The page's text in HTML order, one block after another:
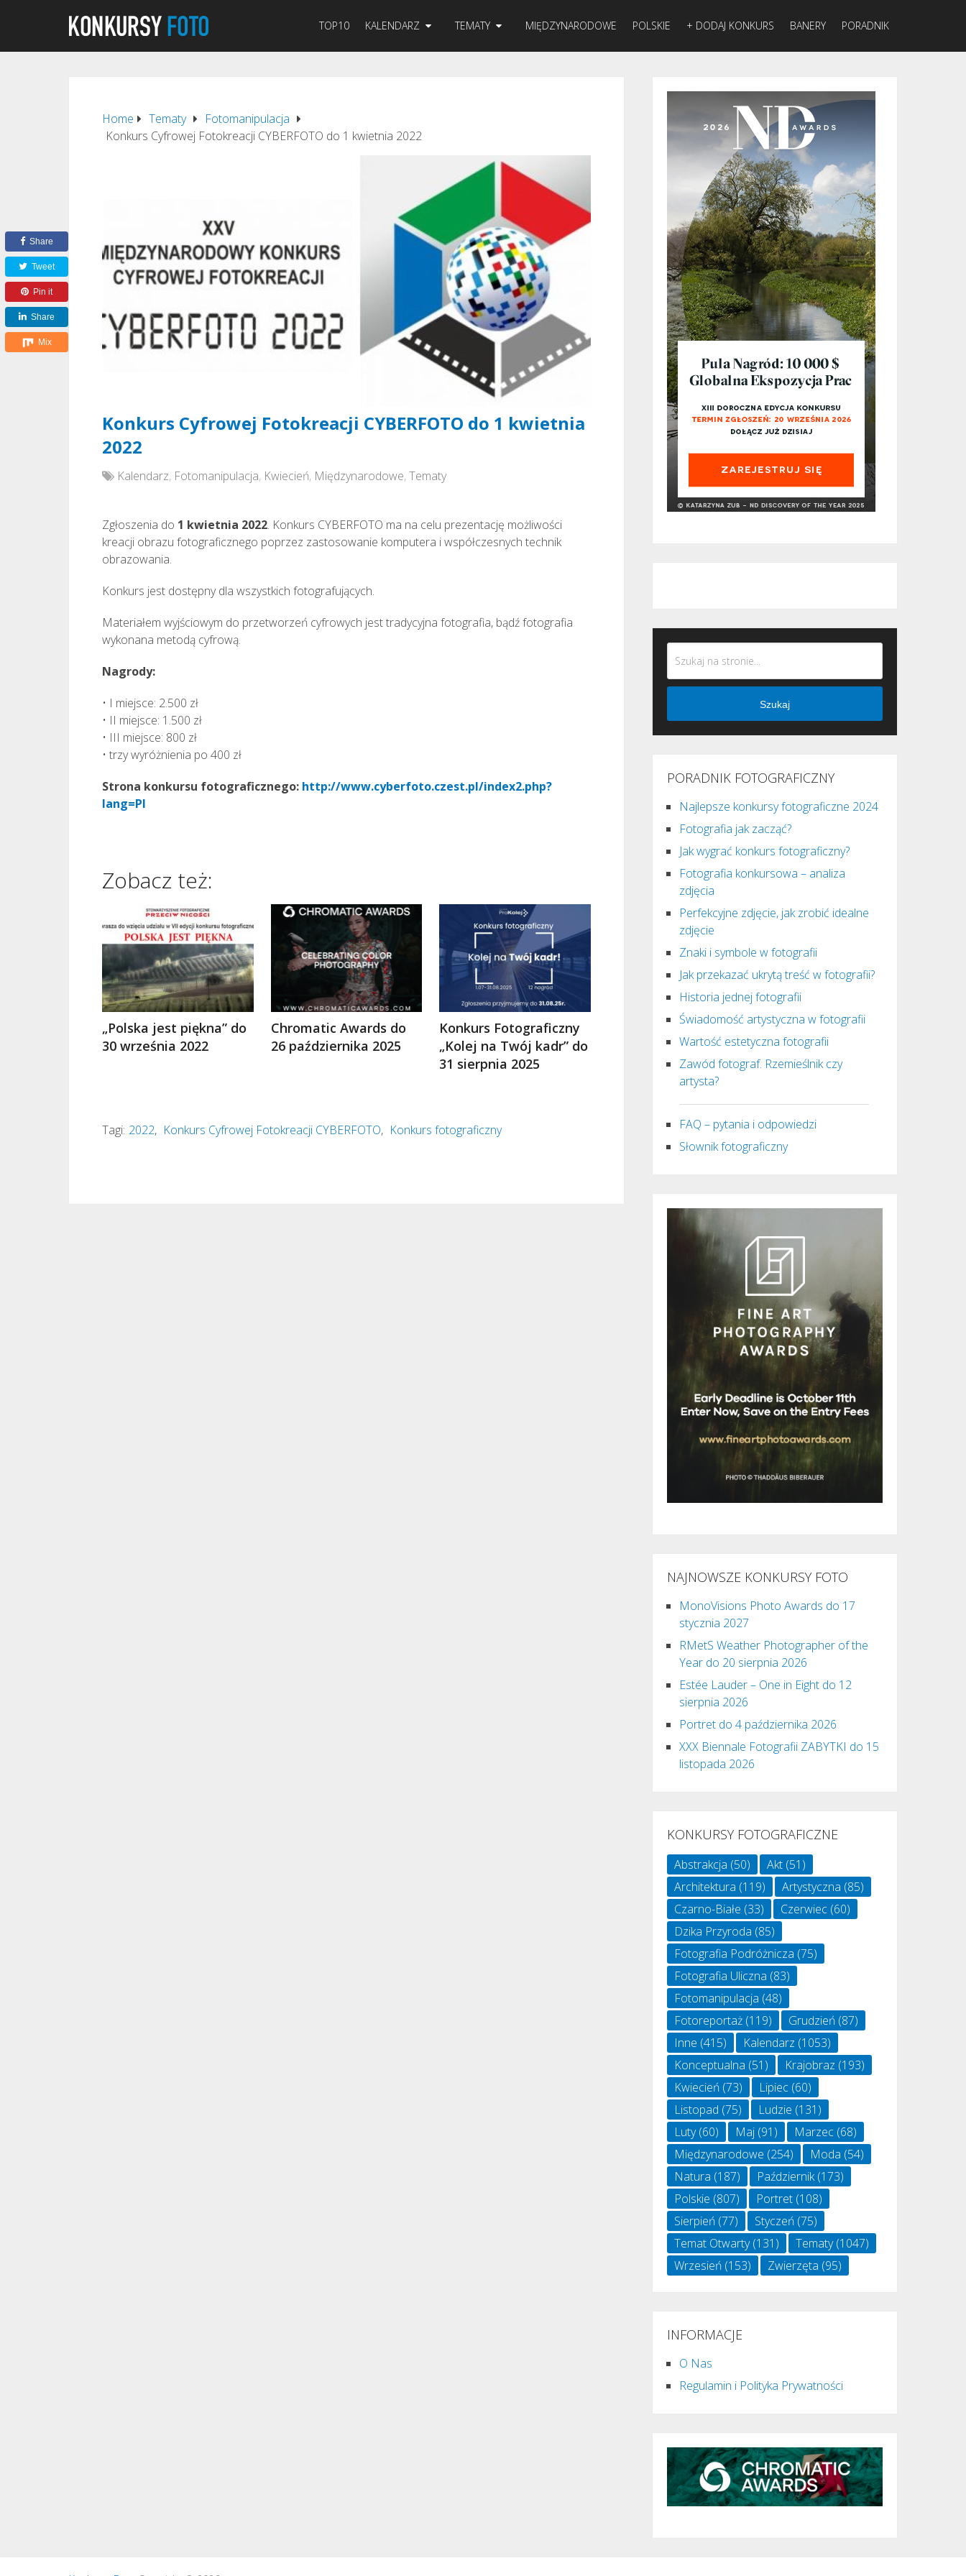
TOP10 KALENDARZ TEMATY MIĘDZYNARODOWE POLSKIE + DODAJ KONKURS BANERY PORADNIK
Home Tematy
Fotomanipulacja
Konkurs Cyfrowej Fotokreacji CYBERFOTO do 1 kwietnia 2022
Konkurs Cyfrowej Fotokreacji CYBERFOTO do 1 kwietnia
2022
Kalendarz, Fotomanipulacja, Kwiecień, Międzynarodowe,Tematy
Zgłoszenia do 1 kwietnia 2022. Konkurs CYBERFOTO ma na celu prezentację możliwości
kreacji obrazu fotograficznego poprzez zastosowanie komputera i współczesnych technik
obrazowania.
Konkurs jest dostępny dla wszystkich fotografujących.
Materiałem wyjściowym do przetworzeń cyfrowych jest tradycyjna fotografia, bądź fotografia
wykonana metodą cyfrową.
Nagrody:
• I miejsce: 2.500 zł
• II miejsce: 1.500 zł
• III miejsce: 800 zł
• trzy wyróżnienia po 400 zł
Strona konkursu fotograficznego: http://www.cyberfoto.czest.pl/index2.php?
lang=Pl
Share
Tweet
Pin it
Share
Mix
Zobacz też:
„Polska jest piękna” do
30 września 2022
Chromatic Awards do
26 października 2025
Konkurs Fotograficzny
„Kolej na Twój kadr” do
31 sierpnia 2025
Tagi: 2022, Konkurs Cyfrowej Fotokreacji CYBERFOTO, Konkurs fotograficzny
Szukaj
PORADNIK FOTOGRAFICZNY
Najlepsze konkursy fotograficzne 2024
Fotografia jak zacząć?
Jak wygrać konkurs fotograficzny?
Fotografia konkursowa – analiza
zdjęcia
Perfekcyjne zdjęcie, jak zrobić idealne
zdjęcie
Znaki i symbole w fotografii
Jak przekazać ukrytą treść w fotografii?
Historia jednej fotografii
Świadomość artystyczna w fotografii
Wartość estetyczna fotografii
Zawód fotograf. Rzemieślnik czy
artysta?
FAQ – pytania i odpowiedzi
Słownik fotograficzny
NAJNOWSZE KONKURSY FOTO
MonoVisions Photo Awards do 17
stycznia 2027
RMetS Weather Photographer of the
Year do 20 sierpnia 2026
Estée Lauder – One in Eight do 12
sierpnia 2026
Portret do 4 października 2026
XXX Biennale Fotografii ZABYTKI do 15
listopada 2026
KONKURSY FOTOGRAFICZNE
Abstrakcja (50) Akt (51)
Architektura (119) Artystyczna (85)
Czarno-Białe (33) Czerwiec (60)
Dzika Przyroda (85)
Fotografia Podróżnicza (75)
Fotografia Uliczna (83)
Fotomanipulacja (48)
Fotoreportaż (119) Grudzień (87)
Inne (415) Kalendarz (1053)
Konceptualna (51) Krajobraz (193)
Kwiecień (73) Lipiec (60)
Listopad (75) Ludzie (131)
Luty(60) Maj (91) Marzec (68)
Międzynarodowe (254) Moda (54)
Natura (187) Październik(173)
Polskie (807) Portret (108)
Sierpień (77) Styczeń (75)
Temat Otwarty(131) Tematy(1047)
Wrzesień (153) Zwierzęta (95)
INFORMACJE
O Nas
Regulamin i Polityka Prywatności